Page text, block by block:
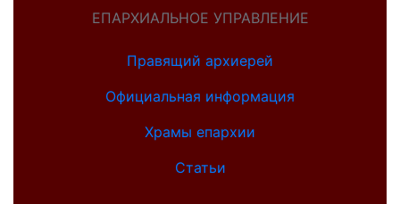
ЕПАРХИАЛЬНОЕ УПРАВЛЕНИЕ
Правящий архиерей
Официальная информация
Храмы епархии
Статьи